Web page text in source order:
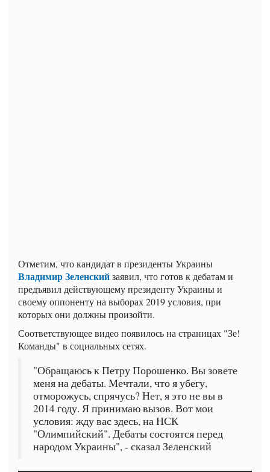
Отметим, что кандидат в президенты Украины
Владимир Зеленскийзаявил, что готов к дебатам и
предъявил действующему президенту Украины и
своему оппоненту на выборах 2019 условия, при
которых они должны произойти.
Соответствующее видео появилось на страницах "Зе!
Команды" в социальных сетях.
"Обращаюсь к Петру Порошенко. Вы зовете
меня на дебаты. Мечтали, что я убегу,
отморожусь, спрячусь? Нет, я это не вы в
2014 году. Я принимаю вызов. Вот мои
условия: жду вас здесь, на НСК
"Олимпийский". Дебаты состоятся перед
народом Украины", - сказал Зеленский